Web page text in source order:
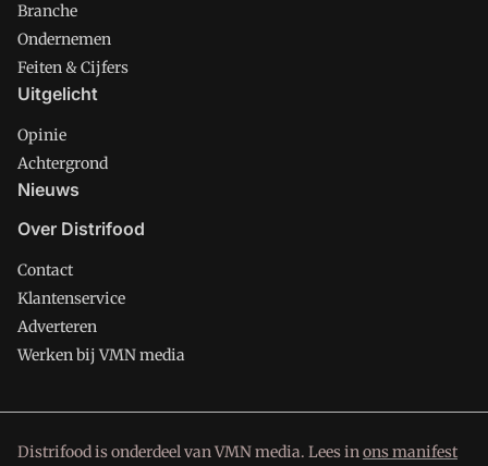
Branche
Ondernemen
Feiten & Cijfers
Uitgelicht
Opinie
Achtergrond
Nieuws
Over Distrifood
Contact
Klantenservice
Adverteren
Werken bij VMN media
Distrifood is onderdeel van VMN media. Lees inons manifest